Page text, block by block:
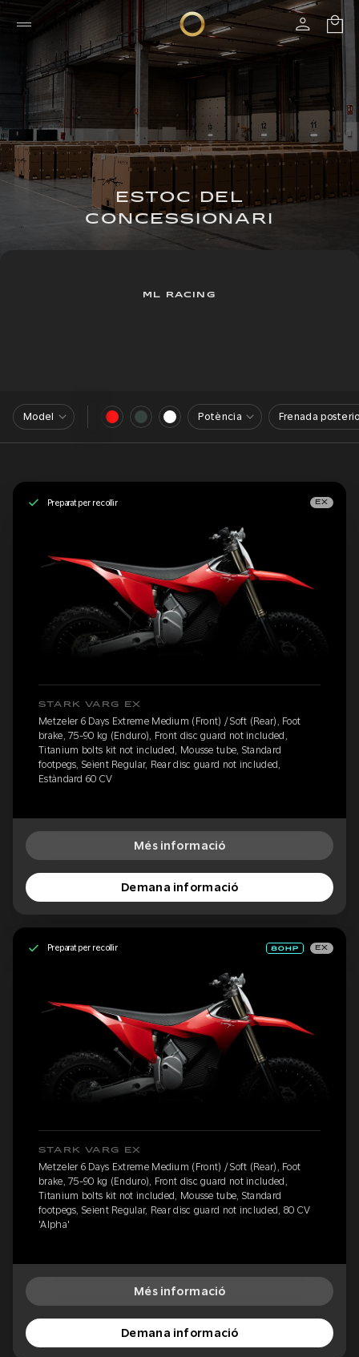
ESTOC DEL
CONCESSIONARI
ML RACING
Model Potència Frenada
Preparat per recollir EX
STARK VARG EX
Metzeler 6 Days Extreme Medium (Front) / Soft (Rear), Foot
brake, 75-90 kg (Enduro), Front disc guard not included,
Titanium bolts kit not included, Mousse tube, Standard
footpegs, Seient Regular, Rear disc guard not included,
Estàndard 60 CV
Més informació
Demana informació
Preparat per recollir EX
STARK VARG EX
Metzeler 6 Days Extreme Medium (Front) / Soft (Rear), Foot
brake, 75-90 kg (Enduro), Front disc guard not included,
Titanium bolts kit not included, Mousse tube, Standard
footpegs, Seient Regular, Rear disc guard not included, 80 CV
'Alpha'
Més informació
Demana informació